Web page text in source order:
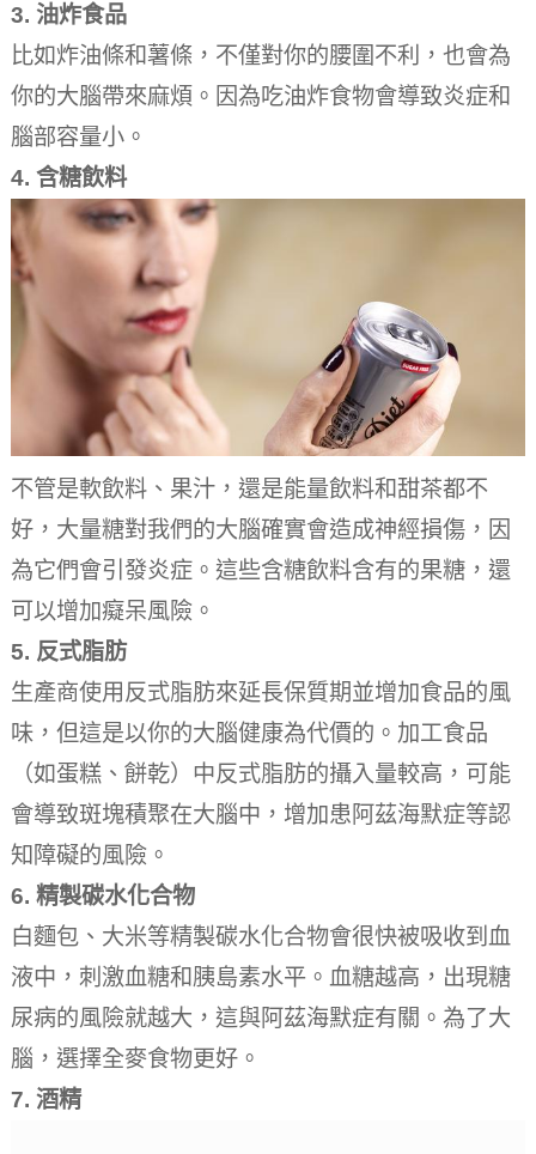
3. 油炸食品
比如炸油條和薯條，不僅對你的腰圍不利，也會為
你的大腦帶來麻煩。 因為吃油炸食物會導致炎症和
腦部容量小。
4. 含糖飲料
不管是軟飲料、果汁，還是能量飲料和甜茶都不
好，大量糖對我們的大腦確實會造成神經損傷，因
為它們會引發炎症。 這些含糖飲料含有的果糖，還
可以增加癡呆風險。
5. 反式脂肪
生產商使用反式脂肪來延長保質期並增加食品的風
味，但這是以你的大腦健康為代價的。 加工食品
（如蛋糕、餅乾）中反式脂肪的攝入量較高，可能
會導致斑塊積聚在大腦中，增加患阿茲海默症等認
知障礙的風險。
6. 精製碳水化合物
白麵包、大米等精製碳水化合物會很快被吸收到血
液中，刺激血糖和胰島素水平。 血糖越高，出現糖
尿病的風險就越大，這與阿茲海默症有關。 為了大
腦，選擇全麥食物更好。
7. 酒精